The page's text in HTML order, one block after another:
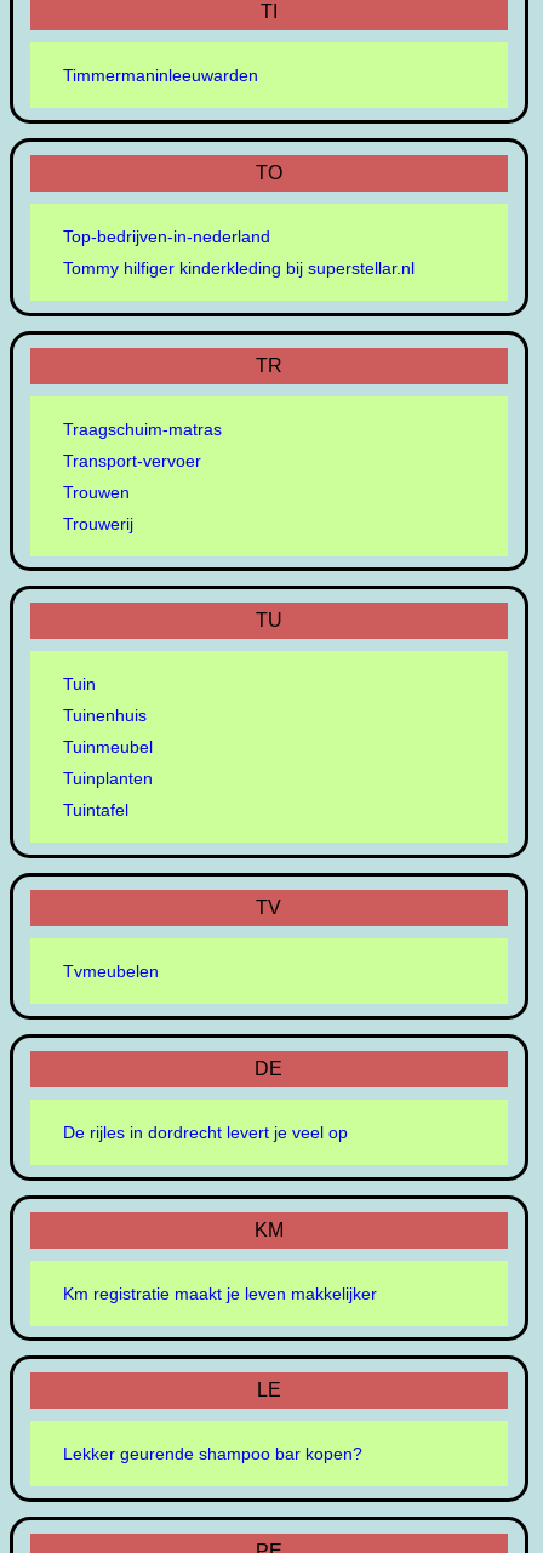
TI
Timmermaninleeuwarden
TO
Top-bedrijven-in-nederland
Tommy hilfiger kinderkleding bij superstellar.nl
TR
Traagschuim-matras
Transport-vervoer
Trouwen
Trouwerij
TU
Tuin
Tuinenhuis
Tuinmeubel
Tuinplanten
Tuintafel
TV
Tvmeubelen
DE
De rijles in dordrecht levert je veel op
KM
Km registratie maakt je leven makkelijker
LE
Lekker geurende shampoo bar kopen?